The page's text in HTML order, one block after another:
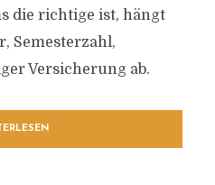
die richtige ist, hängt
Semesterzahl,
Versicherung ab.